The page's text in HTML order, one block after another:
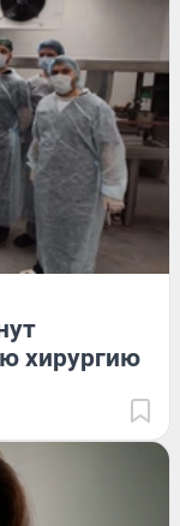
хирургию